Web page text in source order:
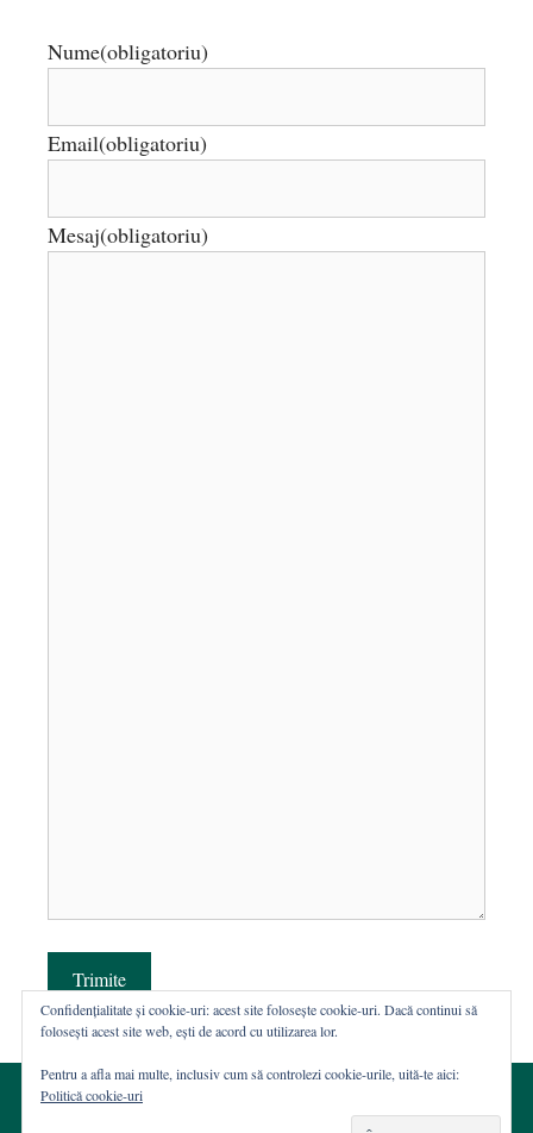
Nume(obligatoriu)
Email(obligatoriu)
Mesaj(obligatoriu)
Trimite
Confidențialitate și cookie-uri: acest site folosește cookie-uri. Dacă continui să
folosești acest site web, ești de acord cu utilizarea lor.
Pentru a afla mai multe, inclusiv cum să controlezi cookie-urile, uită-te aici:
Politică cookie-uri